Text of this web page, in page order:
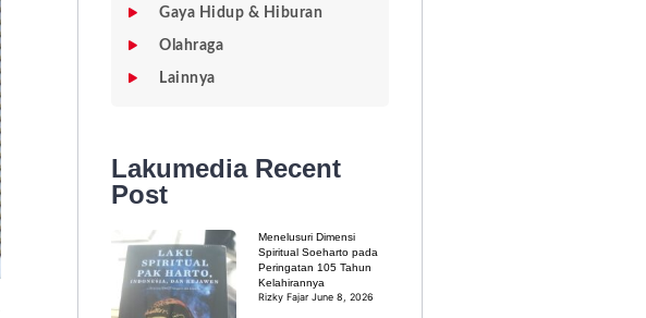
Gaya Hidup & Hiburan
Olahraga
Lainnya
Lakumedia Recent
Post
Menelusuri Dimensi
Spiritual Soeharto pada
Peringatan 105 Tahun
Kelahirannya
Rizky FajarJune 8, 2026